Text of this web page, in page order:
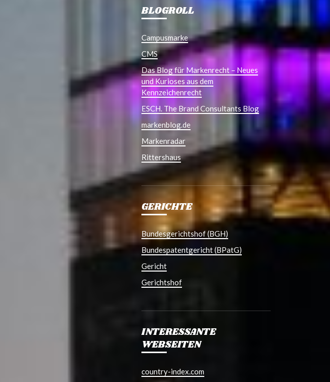
BLOGROLL
Campusmarke
CMS
Das Blog für Markenrecht – Neues
und Kurioses aus dem
Kennzeichenrecht
ESCH. The Brand Consultants Blog
markenblog.de
Markenradar
Rittershaus
GERICHTE
Bundesgerichtshof (BGH)
Bundespatentgericht (BPatG)
Gericht
Gerichtshof
INTERESSANTE
WEBSEITEN
country-index.com